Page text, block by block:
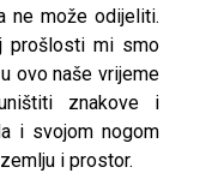
ne može odijeliti.
prošlosti mi smo
ovo naše vrijeme
znakove i
i svojom nogom
i prostor.